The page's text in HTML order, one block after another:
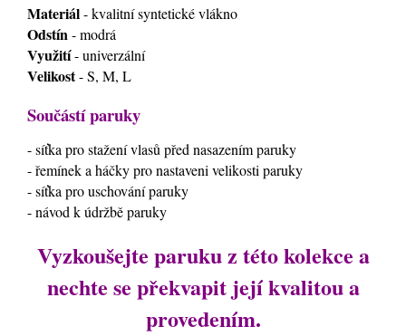
Materiál- kvalitní syntetické vlákno
Odstín- modrá
Využití- univerzální
Velikost- S, M, L
Součástí paruky
- síťka pro stažení vlasů před nasazením paruky
- řemínek a háčky pro nastaveni velikosti paruky
- síťka pro uschování paruky
- návod k údržbě paruky
Vyzkoušejte paruku z této kolekce a
nechte se překvapit její kvalitou a
provedením.